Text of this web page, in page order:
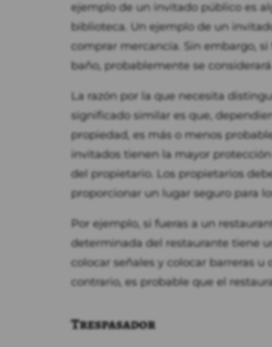
ejemplo de un invitado público es
biblioteca. Un ejemplo de un
comprar mercancía. Sin embargo,
baño, probablemente se
La razón por la que necesita
significado similar es que,
propiedad, es más o menos
invitados tienen la mayor
del propietario. Los propietarios
proporcionar un lugar seguro para
Por ejemplo, si fueras a un
determinada del restaurante tiene
colocar señales y colocar barreras
contrario, es probable que el
Trespasador